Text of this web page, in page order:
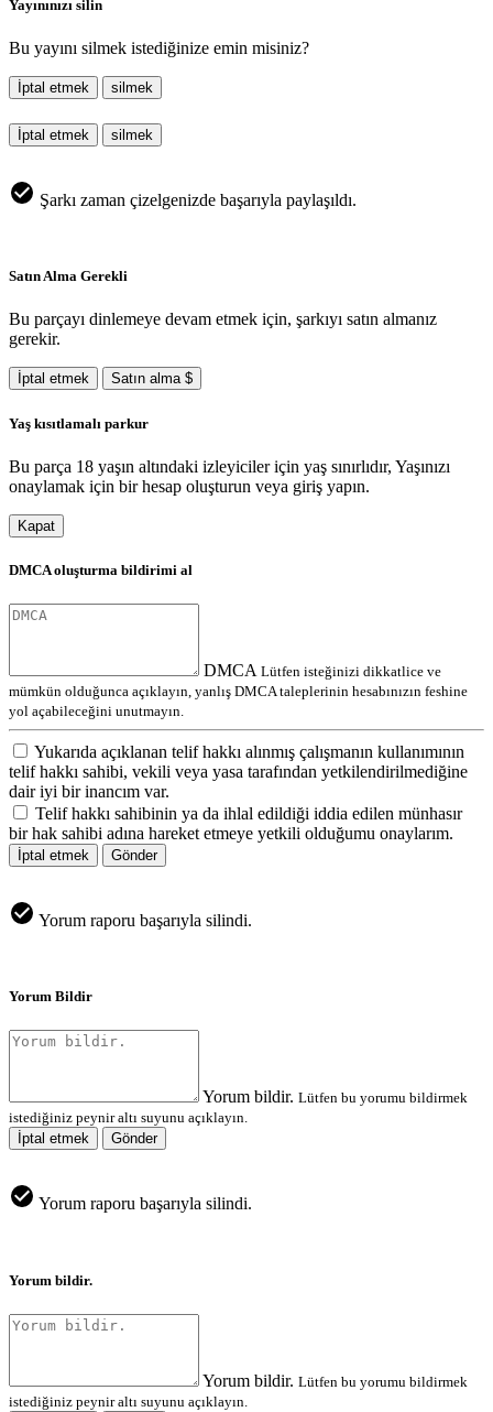
Yayınınızı silin
Bu yayını silmek istediğinize emin misiniz?
İptal etmek silmek
İptal etmek silmek
Şarkı zaman çizelgenizde başarıyla paylaşıldı.
Satın Alma Gerekli
Bu parçayı dinlemeye devam etmek için, şarkıyı satın almanız
gerekir.
İptal etmek Satın alma $
Yaş kısıtlamalı parkur
Bu parça 18 yaşın altındaki izleyiciler için yaş sınırlıdır, Yaşınızı
onaylamak için bir hesap oluşturun veya giriş yapın.
Kapat
DMCA oluşturma bildirimi al
DMCA Lütfen isteğinizi dikkatlice ve
mümkün olduğunca açıklayın, yanlış DMCA taleplerinin hesabınızın feshine
yol açabileceğini unutmayın.
Yukarıda açıklanan telif hakkı alınmış çalışmanın kullanımının
telif hakkı sahibi, vekili veya yasa tarafından yetkilendirilmediğine
dair iyi bir inancım var.
Telif hakkı sahibinin ya da ihlal edildiği iddia edilen münhasır
bir hak sahibi adına hareket etmeye yetkili olduğumu onaylarım.
İptal etmek Gönder
Yorum raporu başarıyla silindi.
Yorum Bildir
Yorum bildir. Lütfen bu yorumu bildirmek
istediğiniz peynir altı suyunu açıklayın.
İptal etmek
Gönder
Yorum raporu başarıyla silindi.
Yorum bildir.
Yorum bildir. Lütfen bu yorumu bildirmek
istediğiniz peynir altı suyunu açıklayın.